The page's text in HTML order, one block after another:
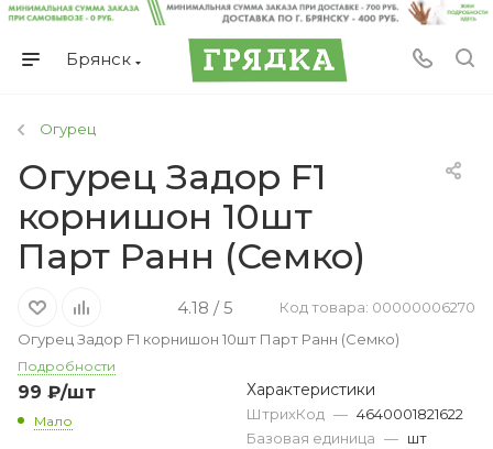
Брянск
Огурец
Огурец Задор F1
корнишон 10шт
Парт Ранн (Семко)
4.18 / 5
Код товара: 00000006270
Огурец Задор F1 корнишон 10шт Парт Ранн (Семко)
Подробности
99 ₽/шт
Мало
Характеристики
ШтрихКод — 4640001821622
Базовая единица — шт